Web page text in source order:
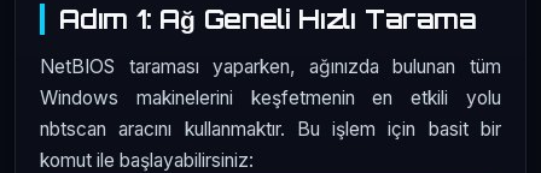
Adım 1: Ağ Geneli Hızlı Tarama
NetBIOS taraması yaparken, ağınızda bulunan tüm
Windows makinelerini keşfetmenin en etkili yolu
nbtscan aracını kullanmaktır. Bu işlem için basit bir
komut ile başlayabilirsiniz: